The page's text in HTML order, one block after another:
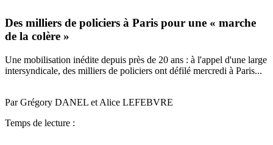
Des milliers de policiers à Paris pour une « marche
de la colère »
Une mobilisation inédite depuis près de 20 ans : à l'appel d'une large
intersyndicale, des milliers de policiers ont défilé mercredi à Paris...
Par Grégory DANEL et Alice LEFEBVRE
Temps de lecture :